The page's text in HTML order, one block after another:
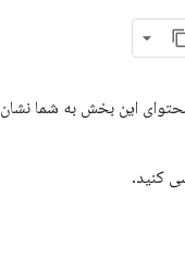
این بخش به شما نشان